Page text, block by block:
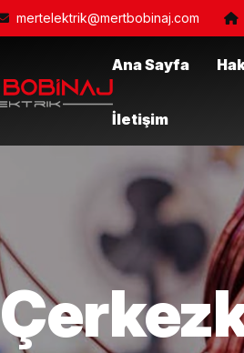
mertelektrik@mertbobinaj.com
Ana Sayfa
İletişim